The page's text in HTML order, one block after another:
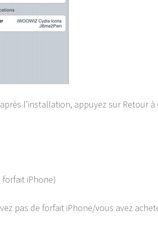
l’installation, appuyez sur Retour à
forfait iPhone)
pas de forfait iPhone/vous avez